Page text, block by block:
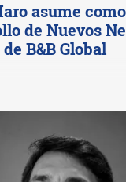
asume
de Nuevos
B&B Global